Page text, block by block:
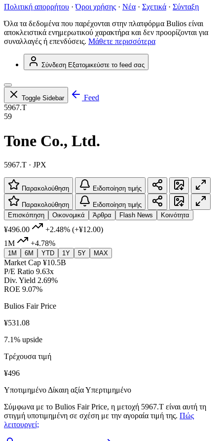
Πολιτική απορρήτου · Όροι χρήσης · Νέα · Σχετικά · Σύνταξη
Όλα τα δεδομένα που παρέχονται στην πλατφόρμα Bulios είναι
αποκλειστικά ενημερωτικού χαρακτήρα και δεν προορίζονται για
συναλλαγές ή επενδύσεις. Μάθετε περισσότερα
Σύνδεση Εξατομικεύστε το feed σας
Toggle Sidebar
Feed
5967.T
59
Tone Co., Ltd.
5967.T · JPX
Παρακολούθηση Ειδοποίηση τιμής
Παρακολούθηση
Ειδοποίηση τιμής
Επισκόπηση
Οικονομικά Άρθρα Flash News Κοινότητα
¥496.00 +2.48% (+¥12.00)
1M
+4.78%
1M 6M YTD 1Y 5Y MAX
Market Cap ¥10.5B
P/E Ratio 9.63x
Div. Yield 2.69%
ROE 9.07%
Bulios Fair Price
¥531.08
7.1% upside
Τρέχουσα τιμή
¥496
Υποτιμημένο Δίκαιη αξίαΥπερτιμημένο
Σύμφωνα με το Bulios Fair Price, η μετοχή 5967.T είναι αυτή τη
στιγμή υποτιμημένη σε σχέση με την αγοραία τιμή της. Πώς
λειτουργεί;